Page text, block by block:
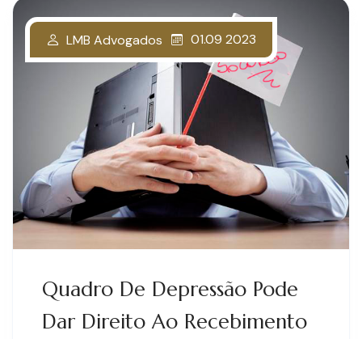
Quadro De Depressão Pode
Dar Direito Ao Recebimento
LMB Advogados 01.09 2023